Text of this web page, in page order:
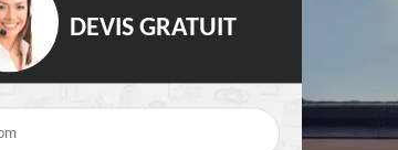
Rehaussement de
Devis fuite de toiture
Suisse
DEVIS GRATUIT